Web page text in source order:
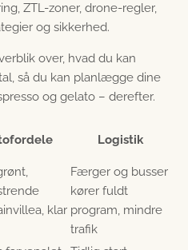
ZTL-zoner, drone-regler,
og sikkerhed.
over, hvad du kan
så du kan planlægge dine
og gelato – derefter.
Logistik
klar
Færger og busser
kører fuldt
program, mindre
trafik